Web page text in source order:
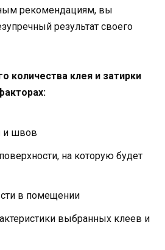
рекомендациям, вы
результат своего
количества клея и затирки
и швов
на которую будет
в помещении
выбранных клеев и